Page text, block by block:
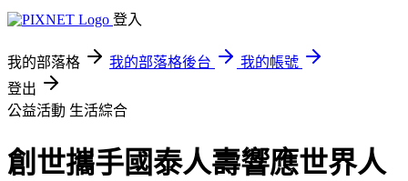
登入
我的部落格 我的部落格後台
我的帳號
登出
公益活動 生活綜合
創世攜手國泰人壽響應世界人